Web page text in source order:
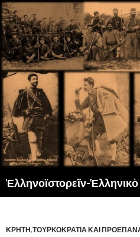
Ἑλληνοϊστορεῖν-
ΚΡΗΤΗ,ΤΟΥΡΚΟΚΡΑΤΙΑ ΚΑΙ